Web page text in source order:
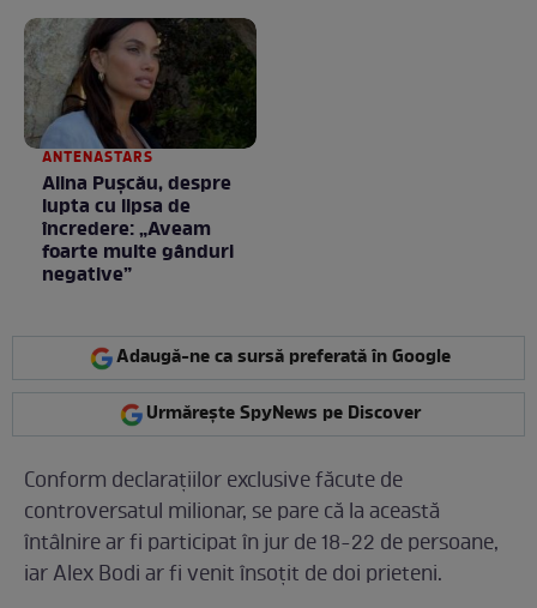
ANTENASTARS
Alina Pușcău, despre
lupta cu lipsa de
încredere: „Aveam
foarte multe gânduri
negative”
Adaugă-ne ca sursă preferată în Google
Urmărește SpyNews pe Discover
Conform declarațiilor exclusive făcute de
controversatul milionar, se pare că la această
întâlnire ar fi participat în jur de 18-22 de persoane,
iar Alex Bodi ar fi venit însoțit de doi prieteni.